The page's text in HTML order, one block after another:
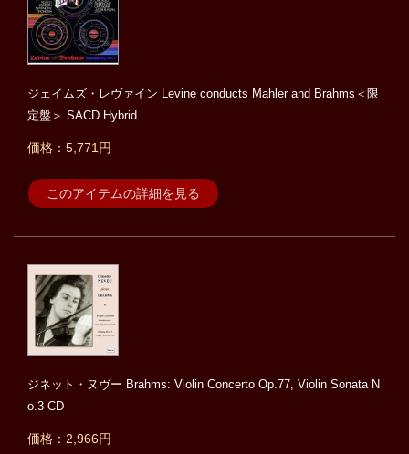
ジェイムズ・レヴァイン Levine conducts Mahler and Brahms＜限
定盤＞ SACD Hybrid
価格：5,771円
このアイテムの詳細を見る
ジネット・ヌヴー Brahms: Violin Concerto Op.77, Violin Sonata N
o.3 CD
価格：2,966円